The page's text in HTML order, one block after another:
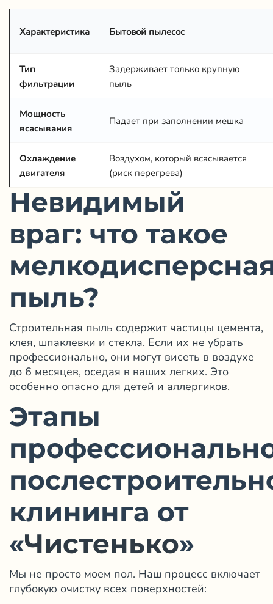
Характеристика Бытовой пылесос
Тип
фильтрации
Задерживает только крупную
пыль
Мощность
всасывания
Падает при заполнении мешка
Охлаждение
двигателя
Воздухом, который всасывается
(риск перегрева)
Невидимый
враг: что такое
пыль?
Строительная пыль содержит частицы цемента,
клея, шпаклевки и стекла. Если их не убрать
профессионально, они могут висеть в воздухе
до 6 месяцев, оседая в ваших легких. Это
особенно опасно для детей и аллергиков.
Этапы
клининга от
«Чистенько»
Мы не просто моем пол. Наш процесс включает
глубокую очистку всех поверхностей: